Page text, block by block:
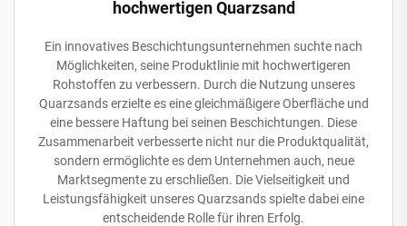
hochwertigen Quarzsand
Ein innovatives Beschichtungsunternehmen suchte nach
Möglichkeiten, seine Produktlinie mit hochwertigeren
Rohstoffen zu verbessern. Durch die Nutzung unseres
Quarzsands erzielte es eine gleichmäßigere Oberfläche und
eine bessere Haftung bei seinen Beschichtungen. Diese
Zusammenarbeit verbesserte nicht nur die Produktqualität,
sondern ermöglichte es dem Unternehmen auch, neue
Marktsegmente zu erschließen. Die Vielseitigkeit und
Leistungsfähigkeit unseres Quarzsands spielte dabei eine
entscheidende Rolle für ihren Erfolg.